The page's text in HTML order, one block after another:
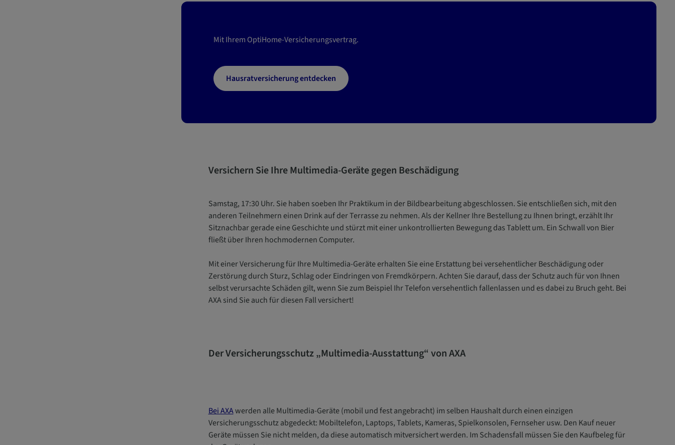
Mit Ihrem OptiHome-Versicherungsvertrag.
Hausratversicherung entdecken
Versichern Sie Ihre Multimedia-Geräte gegen Beschädigung
Samstag, 17:30 Uhr. Sie haben soeben Ihr Praktikum in der Bildbearbeitung abgeschlossen. Sie entschließen sich, mit den
anderen Teilnehmern einen Drink auf der Terrasse zu nehmen. Als der Kellner Ihre Bestellung zu Ihnen bringt, erzählt Ihr
Sitznachbar gerade eine Geschichte und stürzt mit einer unkontrollierten Bewegung das Tablett um. Ein Schwall von Bier
fließt über Ihren hochmodernen Computer.
Mit einer Versicherung für Ihre Multimedia-Geräte erhalten Sie eine Erstattung bei versehentlicher Beschädigung oder
Zerstörung durch Sturz, Schlag oder Eindringen von Fremdkörpern. Achten Sie darauf, dass der Schutz auch für von Ihnen
selbst verursachte Schäden gilt, wenn Sie zum Beispiel Ihr Telefon versehentlich fallenlassen und es dabei zu Bruch geht. Bei
AXA sind Sie auch für diesen Fall versichert!
Der Versicherungsschutz „Multimedia-Ausstattung“ von AXA
Bei AXAwerden alle Multimedia-Geräte (mobil und fest angebracht) im selben Haushalt durch einen einzigen
Versicherungsschutz abgedeckt: Mobiltelefon, Laptops, Tablets, Kameras, Spielkonsolen, Fernseher usw. Den Kauf neuer
Geräte müssen Sie nicht melden, da diese automatisch mitversichert werden. Im Schadensfall müssen Sie den Kaufbeleg für